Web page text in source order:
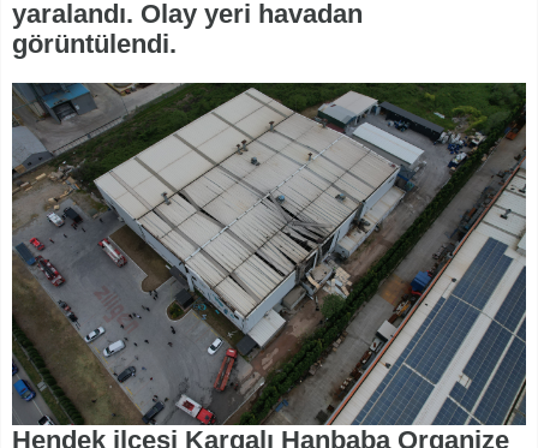
yaralandı. Olay yeri havadan
görüntülendi.
Hendek ilçesi Kargalı Hanbaba Organize